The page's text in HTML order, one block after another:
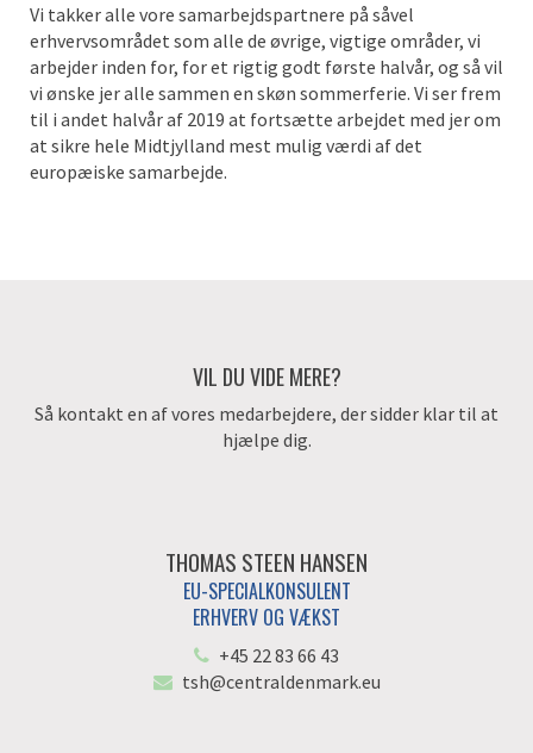
Vi takker alle vore samarbejdspartnere på såvel
erhvervsområdet som alle de øvrige, vigtige områder, vi
arbejder inden for, for et rigtig godt første halvår, og så vil
vi ønske jer alle sammen en skøn sommerferie. Vi ser frem
til i andet halvår af 2019 at fortsætte arbejdet med jer om
at sikre hele Midtjylland mest mulig værdi af det
europæiske samarbejde.
VIL DU VIDE MERE?
Så kontakt en af vores medarbejdere, der sidder klar til at
hjælpe dig.
THOMAS STEEN HANSEN
EU-SPECIALKONSULENT
ERHVERV OG VÆKST
+45 22 83 66 43
tsh@centraldenmark.eu